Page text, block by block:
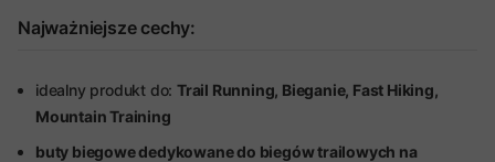
Najważniejsze cechy:
idealny produkt do: Trail Running, Bieganie, Fast Hiking,
Mountain Training
buty biegowe dedykowane do biegów trailowych na